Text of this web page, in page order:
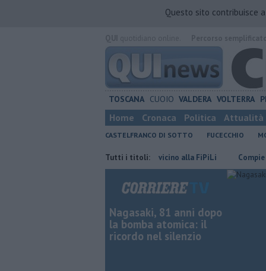
Questo sito contribuisce
TOSCANA CUOIO VALDERA VOLTERRA
Home Cronaca Politica Attualità
CASTELFRANCO DI SOTTO FUCECCHIO
Tutti i titoli:
Sterpaglie in fiamme vicino alla FiPiLi Compie 60
Nagasaki, 81 anni dopo
la bomba atomica: il
ricordo nel silenzio